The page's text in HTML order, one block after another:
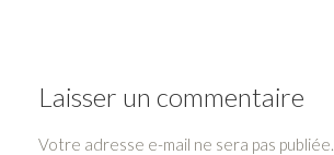
Laisser un commentaire
Votre adresse e-mail ne sera pas publiée.